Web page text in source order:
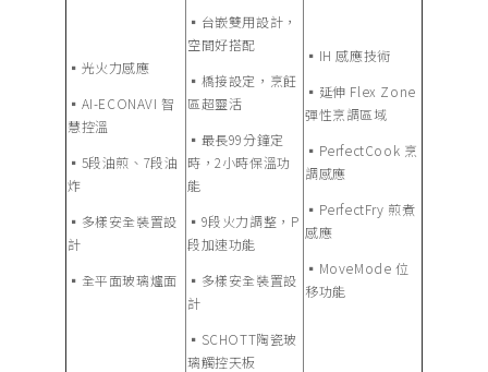
▪︎光火力感應
▪︎AI-ECONAVI 智
慧控溫
▪︎5段油煎、7段油
炸
▪︎多樣安全裝置設
計
▪︎全平面玻璃爐面
▪︎台嵌雙用設計，
空間好搭配
▪︎橋接設定，烹飪
區超靈活
▪︎最長99分鐘定
時，2小時保溫功
能
▪︎9段火力調整，P
段加速功能
▪︎多樣安全裝置設
計
▪︎SCHOTT陶瓷玻
璃觸控天板
▪︎IH 感應技術
▪︎延伸 Flex Zone
彈性烹調區域
▪︎PerfectCook 烹
調感應
▪︎PerfectFry 煎煮
感應
▪︎MoveMode 位
移功能